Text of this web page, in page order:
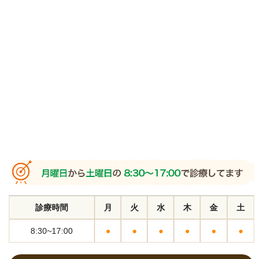
診療時間 月 火 水 木 金 土
8:30~17:00 ● ● ● ● ● ●